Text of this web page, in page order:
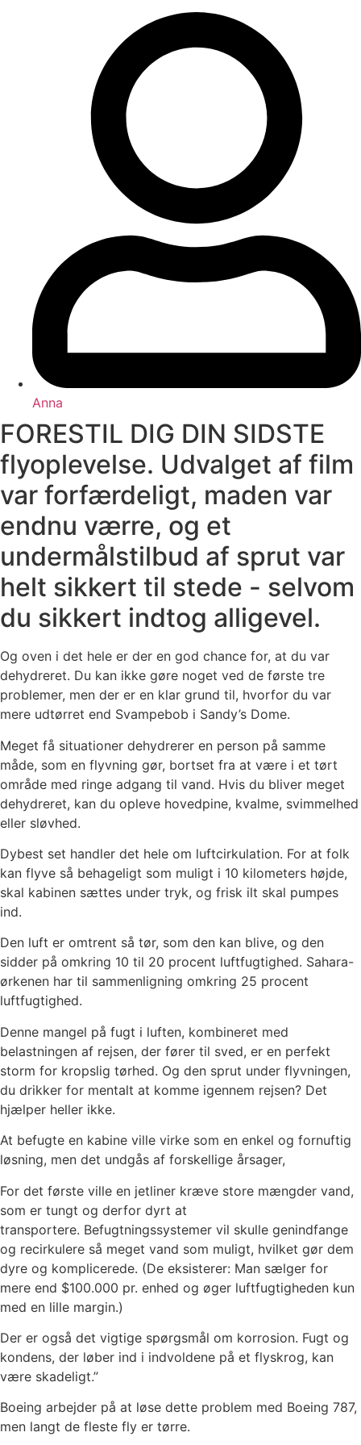
Anna
FORESTIL DIG DIN SIDSTE
flyoplevelse. Udvalget af film
var forfærdeligt, maden var
endnu værre, og et
undermålstilbud af sprut var
helt sikkert til stede - selvom
du sikkert indtog alligevel.
Og oven i det hele er der en god chance for, at du var
dehydreret. Du kan ikke gøre noget ved de første tre
problemer, men der er en klar grund til, hvorfor du var
mere udtørret end Svampebob i Sandy’s Dome.
Meget få situationer dehydrerer en person på samme
måde, som en flyvning gør, bortset fra at være i et tørt
område med ringe adgang til vand. Hvis du bliver meget
dehydreret, kan du opleve hovedpine, kvalme, svimmelhed
eller sløvhed.
Dybest set handler det hele om luftcirkulation. For at folk
kan flyve så behageligt som muligt i 10 kilometers højde,
skal kabinen sættes under tryk, og frisk ilt skal pumpes
ind.
Den luft er omtrent så tør, som den kan blive, og den
sidder på omkring 10 til 20 procent luftfugtighed. Sahara-
ørkenen har til sammenligning omkring 25 procent
luftfugtighed.
Denne mangel på fugt i luften, kombineret med
belastningen af ​​rejsen, der fører til sved, er en perfekt
storm for kropslig tørhed. Og den sprut under flyvningen,
du drikker for mentalt at komme igennem rejsen? Det
hjælper heller ikke.
At befugte en kabine ville virke som en enkel og fornuftig
løsning, men det undgås af forskellige årsager,
For det første ville en jetliner kræve store mængder vand,
som er tungt og derfor dyrt at
transportere. Befugtningssystemer vil skulle genindfange
og recirkulere så meget vand som muligt, hvilket gør dem
dyre og komplicerede. (De eksisterer: Man sælger for
mere end $100.000 pr. enhed og øger luftfugtigheden kun
med en lille margin.)
Der er også det vigtige spørgsmål om korrosion. Fugt og
kondens, der løber ind i indvoldene på et flyskrog, kan
være skadeligt.”
Boeing arbejder på at løse dette problem med Boeing 787,
men langt de fleste fly er tørre.